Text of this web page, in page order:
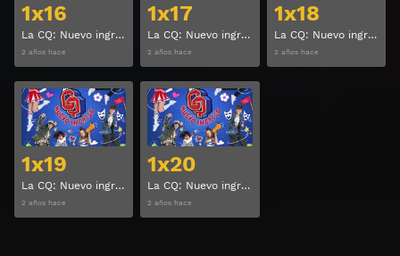
1x16
La CQ: Nuevo ingreso Temporada 1 Capitulo 16
2 años hace
1x17
La CQ: Nuevo ingreso Temporada 1 Capitulo 17
2 años hace
1x18
La CQ: Nuevo ingreso Temporada 1 Capitulo 18
2 años hace
1x19
La CQ: Nuevo ingreso Temporada 1 Capitulo 19
2 años hace
Ver
1x20
La CQ: Nuevo ingreso Temporada 1 Capitulo 20
2 años hace